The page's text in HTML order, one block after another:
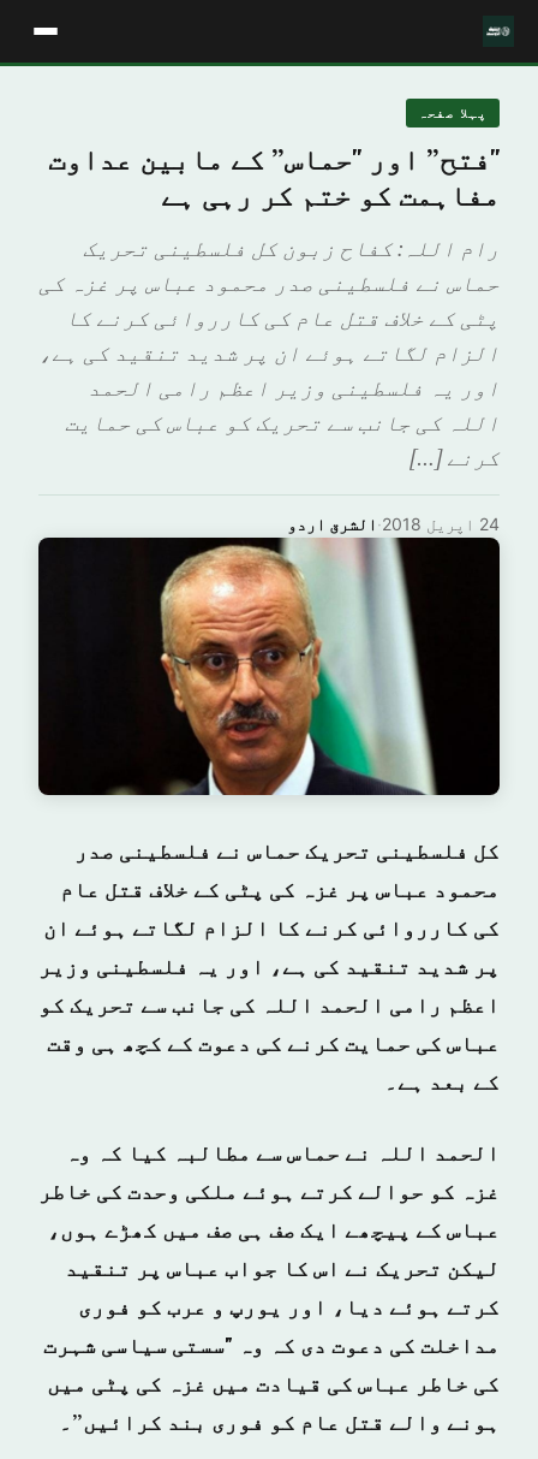
پہلا صفحہ
"فتح” اور "حماس” کے مابین عداوت
مفاہمت کو ختم کر رہی ہے
رام اللہ: کفاح زبون کل فلسطینی تحریک
حماس نے فلسطینی صدر محمود عباس پر غزہ کی
پٹی کے خلاف قتل عام کی کارروائی کرنے کا
الزام لگاتے ہوئے ان پر شدید تنقید کی ہے،
اور یہ فلسطینی وزیر اعظم رامی الحمد
اللہ کی جانب سے تحریک کو عباس کی حمایت
کرنے […]
الشرق اردو · 24 اپریل 2018
کل فلسطینی تحریک حماس نے فلسطینی صدر
محمود عباس پر غزہ کی پٹی کے خلاف قتل عام
کی کارروائی کرنے کا الزام لگاتے ہوئے ان
پر شدید تنقید کی ہے، اور یہ فلسطینی وزیر
اعظم رامی الحمد اللہ کی جانب سے تحریک کو
عباس کی حمایت کرنے کی دعوت کے کچھ ہی وقت
کے بعد ہے۔
الحمد اللہ نے حماس سے مطالبہ کیا کہ وہ
غزہ کو حوالے کرتے ہوئے ملکی وحدت کی خاطر
عباس کے پیچھے ایک صف ہی صف میں کھڑے ہوں،
لیکن تحریک نے اس کا جواب عباس پر تنقید
کرتے ہوئے دیا، اور یورپ و عرب کو فوری
مداخلت کی دعوت دی کہ وہ "سستی سیاسی شہرت
کی خاطر عباس کی قیادت میں غزہ کی پٹی میں
ہونے والے قتل عام کو فوری بند کرائیں”۔